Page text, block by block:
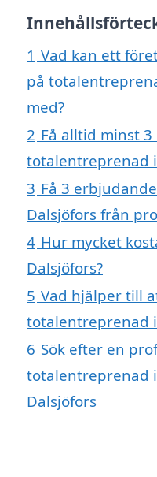
1 Vad kan ett
på
med?
2 Få alltid minst
totalentreprenad
3 Få 3
Dalsjöfors från
4 Hur mycket
Dalsjöfors?
5 Vad hjälper till
totalentreprenad
6 Sök efter en
totalentreprenad
Dalsjöfors